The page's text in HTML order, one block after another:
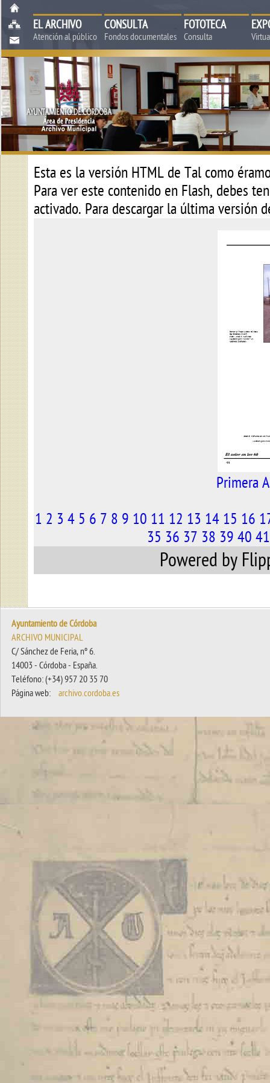
EL ARCHIVO
Atención al público
CONSULTA
Fondos documentales
FOTOTECA
Consulta
Esta es la versión HTML de Tal como
Para ver este contenido en Flash, debes
activado. Para descargar la última versión
Primera
1 2 3 4 5 6 7 8 9 10 11 12 13 14 15 16
35 36 37 38 39 40 41
Powered by
Ayuntamiento de Córdoba
ARCHIVO MUNICIPAL
C/ Sánchez de Feria, nº 6.
14003 - Córdoba - España.
Teléfono: (+34) 957 20 35 70
Página web:
archivo.cordoba.es